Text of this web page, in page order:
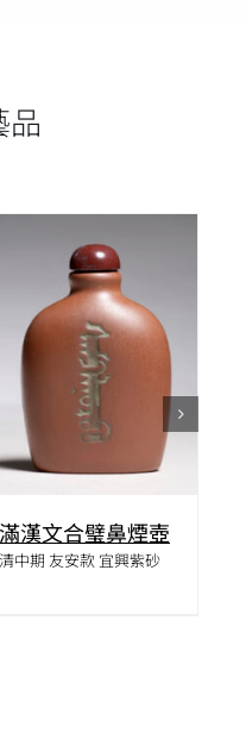
品
詳情
滿漢文合璧鼻煙壺
清中期 友安款 宜興紫砂